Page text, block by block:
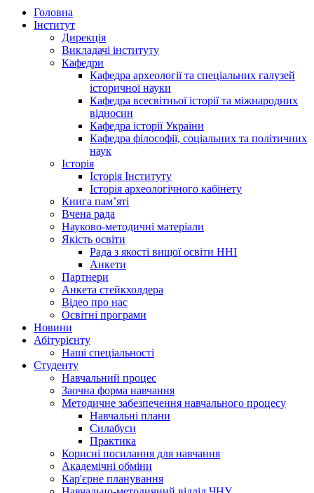
Головна
Інститут
Дирекція
Викладачі інституту
Кафедри
Кафедра археології та спеціальних галузей
історичної науки
Кафедра всесвітньої історії та міжнародних
відносин
Кафедра історії України
Кафедра філософії, соціальних та політичних
наук
Історія
Історія Інституту
Історія археологічного кабінету
Книга памʼяті
Вчена рада
Науково-методичні матеріали
Якість освіти
Рада з якості вищої освіти ННІ
Анкети
Партнери
Анкета стейкхолдера
Відео про нас
Освітні програми
Hовини
Абітурієнту
Наші спеціальності
Студенту
Навчальний процес
Заочна форма навчання
Методичне забезпечення навчального процесу
Навчальні плани
Силабуси
Практика
Корисні посилання для навчання
Академічні обміни
Кар'єрне планування